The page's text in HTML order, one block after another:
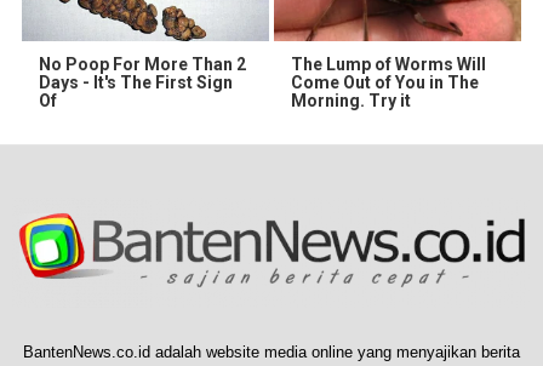
No Poop For More Than 2
Days - It's The First Sign
Of
The Lump of Worms Will
Come Out of You in The
Morning. Try it
BantenNews.co.id adalah website media online yang menyajikan berita